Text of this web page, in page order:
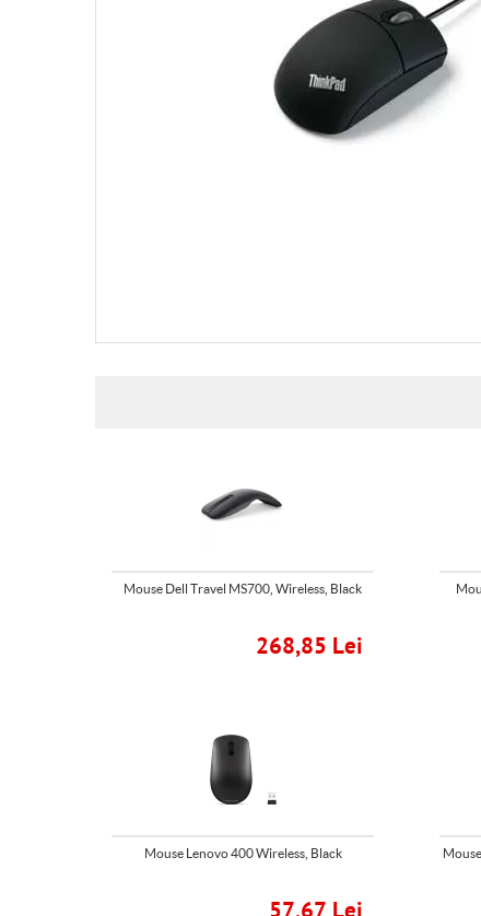
Mouse Dell Travel MS700, Wireless, Black
268,85 Lei
Mouse Lenovo 400 Wireless, Black